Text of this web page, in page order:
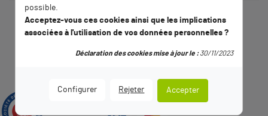
possible.
Acceptez-vous ces cookies ainsi que les implications
associées à l'utilisation de vos données personnelles ?
Configurer Rejeter Accepter
Déclaration des cookies mise à jour le :30/11/2023
9.5